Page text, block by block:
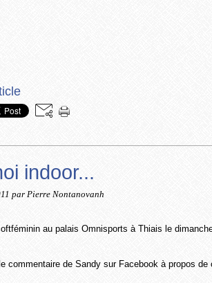
indoor...
par Pierre Nontanovanh
au palais Omnisports à Thiais le
commentaire de Sandy sur Facebook à propos